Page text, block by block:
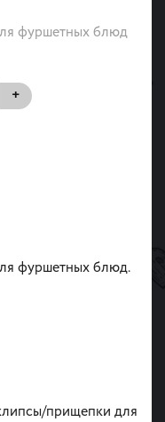
фуршетных блюд
+
фуршетных блюд.
прищепки для